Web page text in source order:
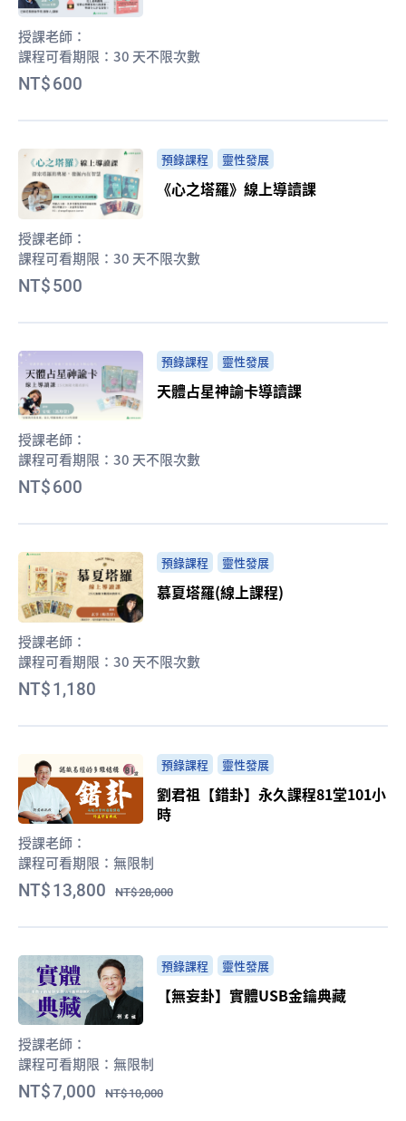
授課老師：
課程可看期限： 30 天不限次數
600
預錄課程 靈性發展
《心之塔羅》線上導讀課
授課老師：
課程可看期限： 30 天不限次數
500
預錄課程 靈性發展
天體占星神諭卡導讀課
授課老師：
課程可看期限： 30 天不限次數
600
預錄課程 靈性發展
慕夏塔羅(線上課程)
授課老師：
課程可看期限： 30 天不限次數
1,180
預錄課程 靈性發展
劉君祖【錯卦】永久課程81堂101小
時
授課老師：
課程可看期限： 無限制
13,800 28,000
預錄課程 靈性發展
【無妄卦】實體USB金鑰典藏
授課老師：
課程可看期限： 無限制
7,000 10,000